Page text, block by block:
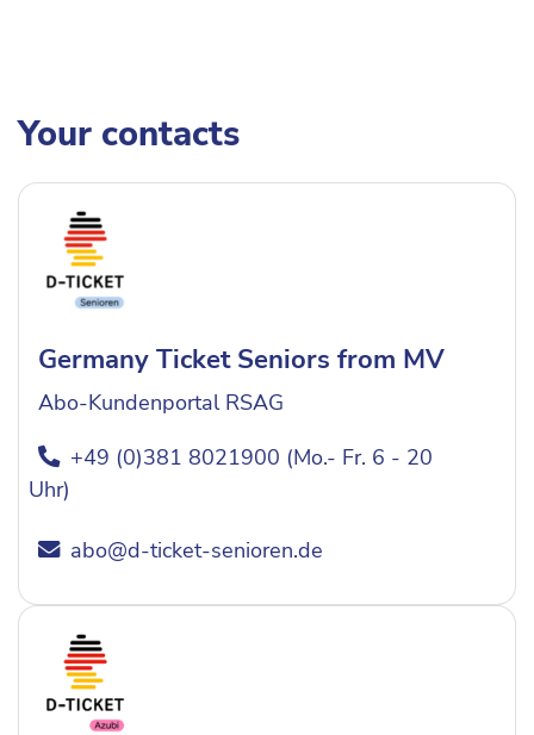
Your contacts
Germany Ticket Seniors from MV
Abo-Kundenportal RSAG
+49 (0)381 8021900 (Mo.- Fr. 6 - 20
Uhr)
abo@d-ticket-senioren.de